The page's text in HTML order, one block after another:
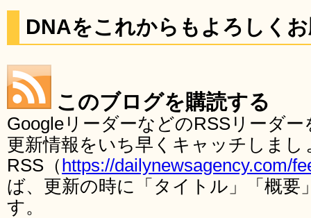
DNAをこれからもよろしく
このブログを購読する
GoogleリーダーなどのRSSリーダ
更新情報をいち早くキャッチしま
RSS（ https://dailynewsagency.com/
ば、更新の時に「タイトル」「概要
す。